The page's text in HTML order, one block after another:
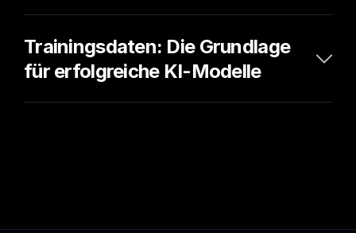
Trainingsdaten: Die Grundlage
für erfolgreiche KI-Modelle